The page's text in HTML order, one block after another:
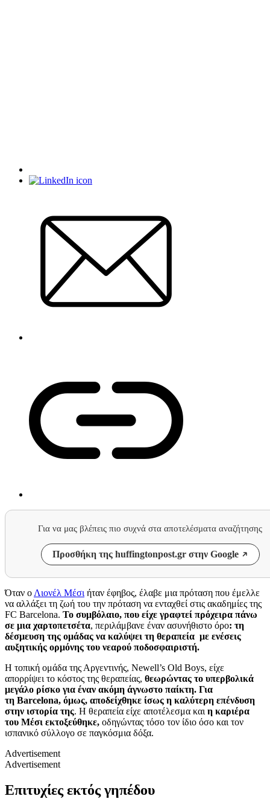
Για να μας βλέπεις πιο συχνά στα αποτελέσματα αναζήτησης
Προσθήκη της huffingtonpost.gr στην Google
Όταν ο Λιονέλ Μέσι ήταν έφηβος, έλαβε μια πρόταση που έμελλε
να αλλάξει τη ζωή του την πρόταση να ενταχθεί στις ακαδημίες της
FC Barcelona. Το συμβόλαιο, που είχε γραφτεί πρόχειρα πάνω
σε μια χαρτοπετσέτα, περιλάμβανε έναν ασυνήθιστο όρο: τη
δέσμευση της ομάδας να καλύψει τη θεραπεία με ενέσεις
αυξητικής ορμόνης του νεαρού ποδοσφαιριστή.
Η τοπική ομάδα της Αργεντινής, Newell’s Old Boys, είχε
απορρίψει το κόστος της θεραπείας, θεωρώντας το υπερβολικά
μεγάλο ρίσκο για έναν ακόμη άγνωστο παίκτη. Για
τη Barcelona, όμως, αποδείχθηκε ίσως η καλύτερη επένδυση
στην ιστορία της. Η θεραπεία είχε αποτέλεσμα και η καριέρα
του Μέσι εκτοξεύθηκε, οδηγώντας τόσο τον ίδιο όσο και τον
ισπανικό σύλλογο σε παγκόσμια δόξα.
Advertisement
Advertisement
Επιτυχίες εκτός γηπέδου